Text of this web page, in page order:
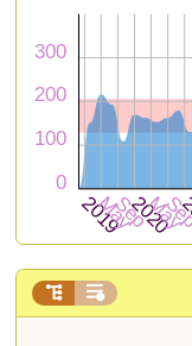
 